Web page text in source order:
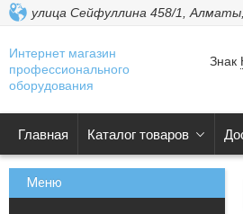
улица Сейфуллина 458/1,
Интернет магазин
профессионального
оборудования
Знак
Главная Каталог товаров